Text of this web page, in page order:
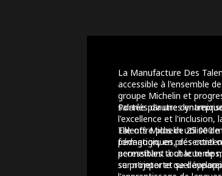
La Manufacture Des
accessible à l'ensemble
groupe Michelin et
salariés d'autres
Elle offre plus de 25 000
formation, en présentiel
permettant à chacun de
se projeter et se
Portée par une
l'excellence et l'inclusion,
Talents Michelin utilise
pédagogiques, des
accessibles tout le
sur n'importe quel